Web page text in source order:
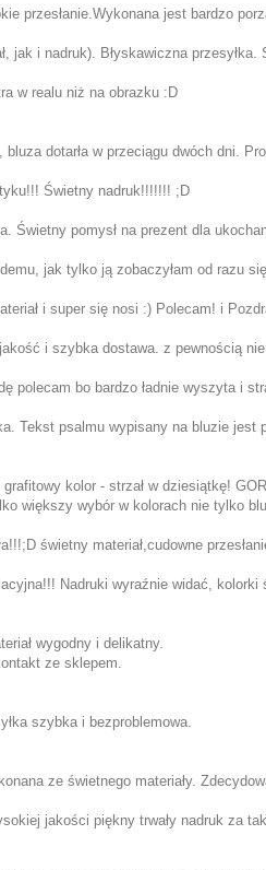
przesłanie.Wykonana jest bardzo
jak i nadruk). Błyskawiczna przesyłka.
w realu niż na obrazku :D
bluza dotarła w przeciągu dwóch dni.
Świetny nadruk!!!!!!! ;D
Świetny pomysł na prezent dla
jak tylko ją zobaczyłam od razu
i super się nosi :) Polecam! i
i szybka dostawa. z pewnością
polecam bo bardzo ładnie wyszyta i
Tekst psalmu wypisany na bluzie
grafitowy kolor - strzał w dziesiątkę!
większy wybór w kolorach nie tylko
świetny materiał,cudowne
Nadruki wyraźnie widać,
wygodny i delikatny.
ze sklepem.
szybka i bezproblemowa.
ze świetnego materiały.
jakości piękny trwały nadruk za